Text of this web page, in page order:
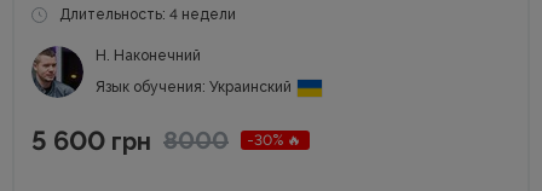
Длительность: 4 недели
Н. Наконечний
Язык обучения: Украинский
5 600 грн 8000 -30% 🔥